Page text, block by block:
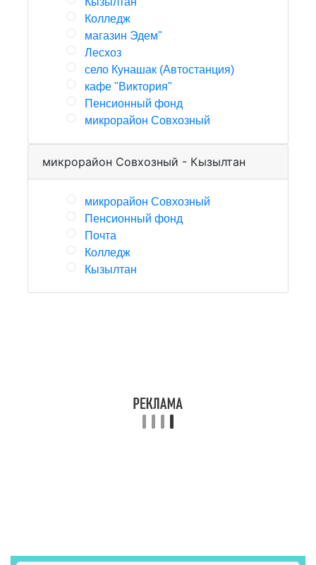
Колледж
магазин Эдем"
Лесхоз
село Кунашак (Автостанция)
кафе "Виктория"
Пенсионный фонд
микрорайон Совхозный
микрорайон Совхозный - Кызылтан
микрорайон Совхозный
Пенсионный фонд
Почта
Колледж
Кызылтан